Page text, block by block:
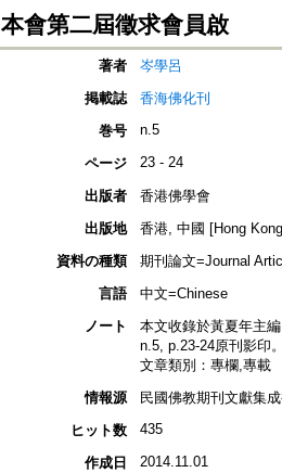
本會第二屆徵求會員啟
著者
岑學呂
掲載誌
香海佛化刊
巻号
n.5
ページ 23 - 24
出版者
香港佛學會
出版地
香港, 中國 [Hong
資料の種類
期刊論文=Journal
言語
中文=Chinese
ノート
本文收錄於黃夏年主
n.5, p.23-24原刊影印
文章類別：專欄,專載
情報源
民國佛教期刊文獻集
ヒット数
435
作成日 2014.11.01